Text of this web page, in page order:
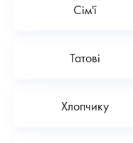
Сім'ї
Татові
Хлопчику